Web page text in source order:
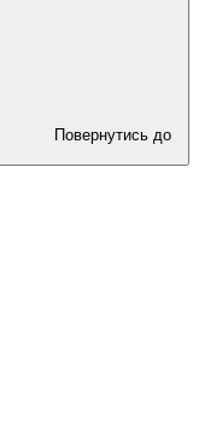
Повернутись до